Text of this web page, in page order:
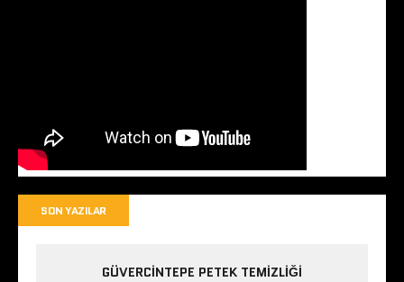
SON YAZILAR
GÜVERCINTEPE PETEK TEMIZLIĞI